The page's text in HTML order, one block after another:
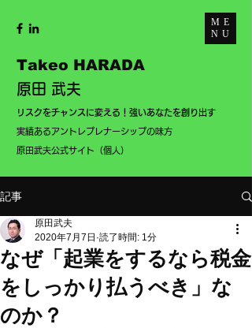
ME
NU
Takeo HARADA
原田 武夫
​リスクをチャンスに変える！強いあなたを創り出す
実績あるアントレプレナーシップの味方
​ ​原田武夫公式サイト（個人）
記事
なぜ「起業をするなら税金
をしっかり払うべき」な
のか？
原田武夫
2020年7月7日 読了時間: 1分